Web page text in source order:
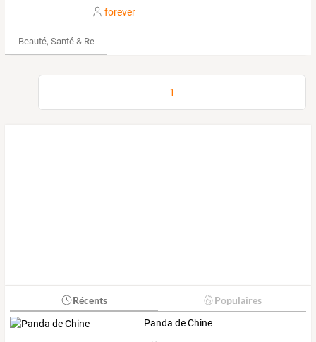
forever
Beauté, Santé & Remise en forme
1
Récents Populaires
Panda de Chine